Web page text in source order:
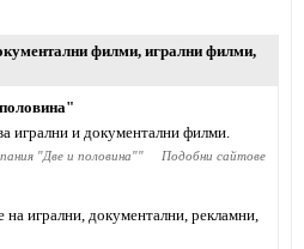
филми, игрални филми,
игрални и документални филми.
"Две и половина"" Подобни сайтове
на игрални, документални, рекламни,